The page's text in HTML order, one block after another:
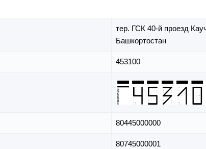
тер. ГСК 40-й проезд
Башкортостан
453100
80445000000
80745000001